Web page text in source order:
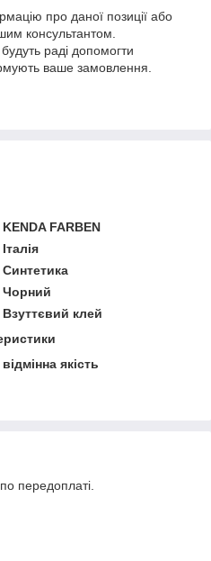
про даної позиції або
консультантом.
раді допомогти
ваше замовлення.
KENDA FARBEN
Італія
Синтетика
Чорний
Взуттєвий клей
відмінна якість
передоплаті.